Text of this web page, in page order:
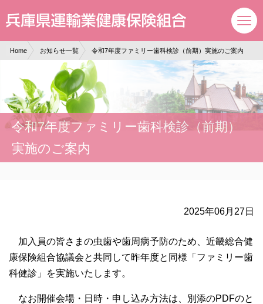
Home お知らせ一覧 令和7年度ファミリー歯科検診（前期）実施のご案内
令和7年度ファミリー歯科検診（前期）
実施のご案内
2025年06月27日
加入員の皆さまの虫歯や歯周病予防のため、近畿総合健
康保険組合協議会と共同して昨年度と同様「ファミリー歯
科健診」を実施いたします。
なお開催会場・日時・申し込み方法は、別添のPDFのと